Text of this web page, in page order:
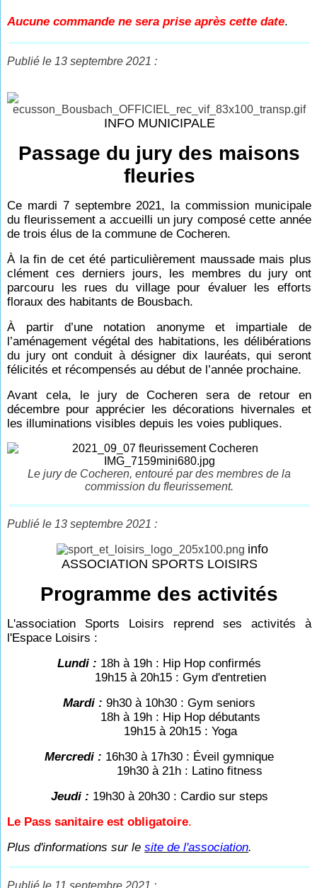
Aucune commande ne sera prise après cette date.
Publié le 13 septembre 2021 :
INFO MUNICIPALE
Passage du jury des maisons
fleuries
Ce mardi 7 septembre 2021, la commission municipale
du fleurissement a accueilli un jury composé cette année
de trois élus de la commune de Cocheren.
À la fin de cet été particulièrement maussade mais plus
clément ces derniers jours, les membres du jury ont
parcouru les rues du village pour évaluer les efforts
floraux des habitants de Bousbach.
À partir d’une notation anonyme et impartiale de
l’aménagement végétal des habitations, les délibérations
du jury ont conduit à désigner dix lauréats, qui seront
félicités et récompensés au début de l’année prochaine.
Avant cela, le jury de Cocheren sera de retour en
décembre pour apprécier les décorations hivernales et
les illuminations visibles depuis les voies publiques.
Le jury de Cocheren, entouré par des membres de la
commission du fleurissement.
Publié le 13 septembre 2021 :
info
ASSOCIATION SPORTS LOISIRS
Programme des activités
L'association Sports Loisirs reprend ses activités à
l'Espace Loisirs :
Lundi : 18h à 19h : Hip Hop confirmés
19h15 à 20h15 : Gym d'entretien
Mardi : 9h30 à 10h30 : Gym seniors
18h à 19h : Hip Hop débutants
19h15 à 20h15 : Yoga
Mercredi : 16h30 à 17h30 : Éveil gymnique
19h30 à 21h : Latino fitness
Jeudi : 19h30 à 20h30 : Cardio sur steps
Le Pass sanitaire est obligatoire.
Plus d'informations sur lesite de l'association.
Publié le 11 septembre 2021 :